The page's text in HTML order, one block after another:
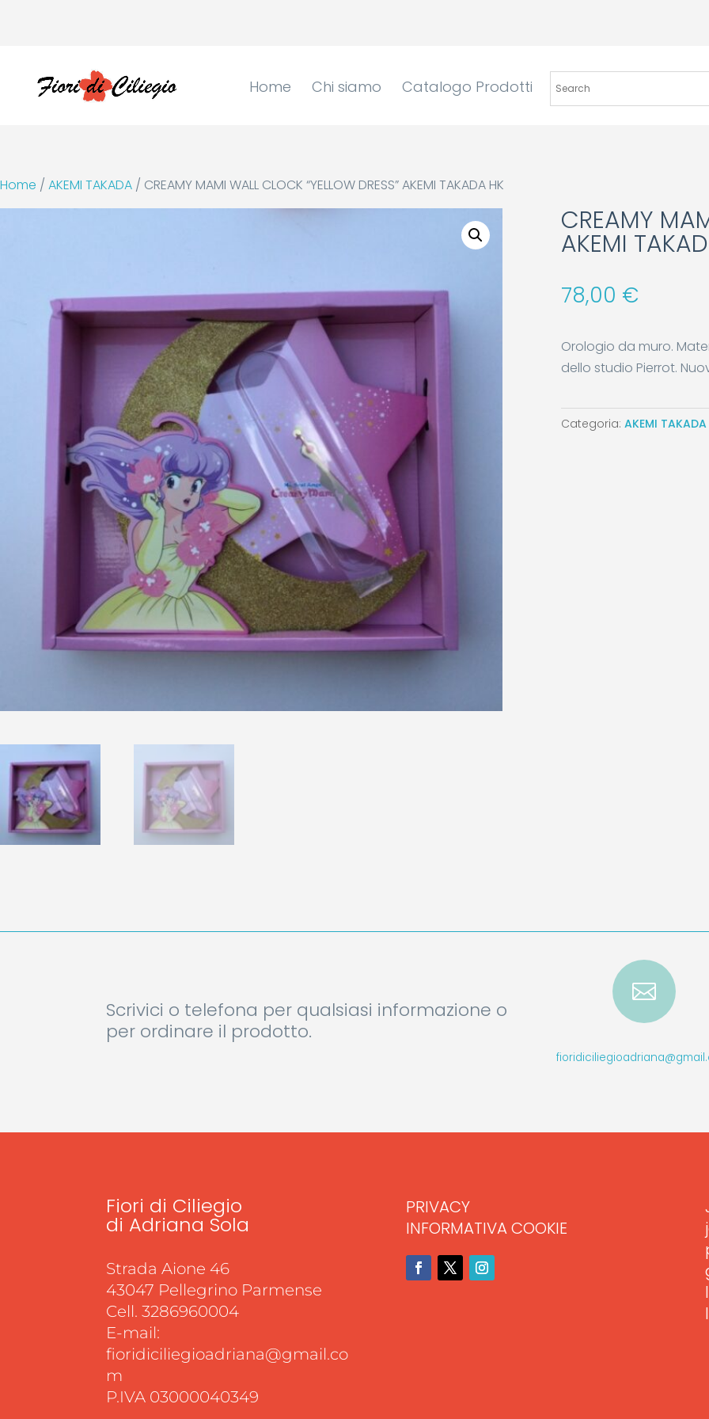
Home Chi siamo Catalogo Prodotti
Home / AKEMI TAKADA / CREAMY MAMI WALL CLOCK “YELLOW DRESS” AKEMI TAKADA HK
CREAMY
AKEMI
78,00 €
Orologio da muro.
dello studio Pierrot.
Categoria: AKEMI TAKADA
Scrivici o telefona per qualsiasi informazione o
per ordinare il prodotto.

Fiori di Ciliegio
di Adriana Sola
Strada Aione 46
43047 Pellegrino Parmense
Cell. 3286960004
E-mail:
fioridiciliegioadriana@gmail.co
m
P.IVA 03000040349
PRIVACY
INFORMATIVA COOKIE